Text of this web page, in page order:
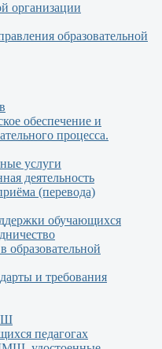
организации
образовательной
обеспечение и
процесса.
услуги
деятельность
(перевода)
обучающихся
образовательной
и требования
педагогах